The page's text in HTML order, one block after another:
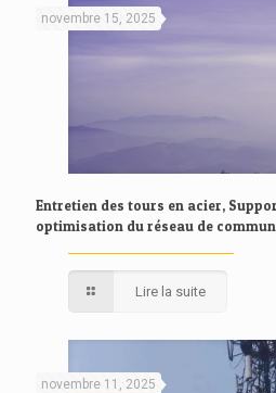
novembre 15, 2025
Entretien des tours en acier,
optimisation du réseau de
Lire la suite
novembre 11, 2025